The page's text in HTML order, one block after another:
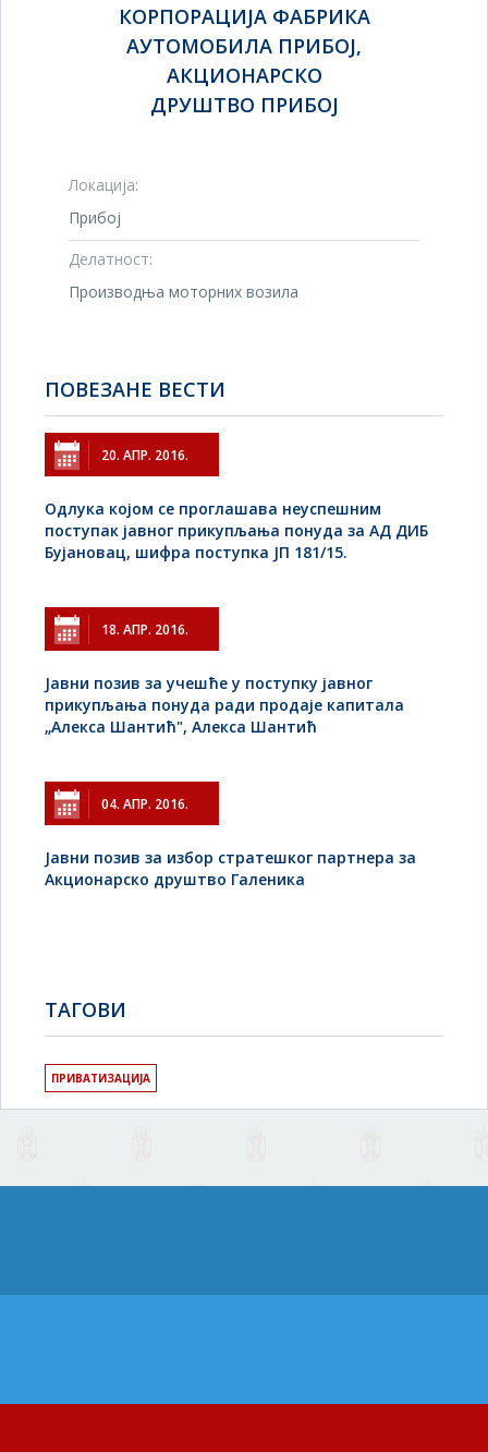
КОРПОРАЦИЈА ФАБРИКА
АУТОМОБИЛА ПРИБОЈ,
АКЦИОНАРСКО
ДРУШТВО ПРИБОЈ
Локација:
Прибој
Делатност:
Производња моторних возила
ПОВЕЗАНЕ ВЕСТИ
20. АПР. 2016.
Одлука којом се проглашава неуспешним
поступак јавног прикупљања понуда за АД ДИБ
Бујановац, шифра поступка ЈП 181/15.
18. АПР. 2016.
Jавни позив за учешће у поступку јавног
прикупљања понуда ради продаје капитала
„Алекса Шантић", Алекса Шантић
04. АПР. 2016.
Јавни позив за избор стратешког партнера за
Акционарско друштво Галеника
TAГОВИ
ПРИВАТИЗАЦИЈА